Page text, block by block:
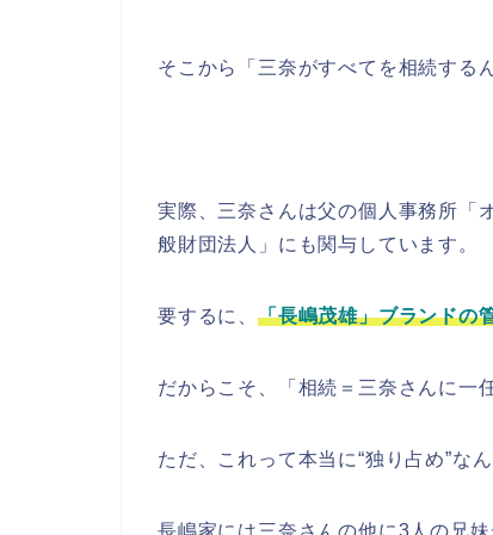
そこから「三奈がすべてを相続する
実際、三奈さんは父の個人事務所「
般財団法人」にも関与しています。
要するに、 「長嶋茂雄」ブランドの
だからこそ、「相続＝三奈さんに一
ただ、これって本当に“独り占め”な